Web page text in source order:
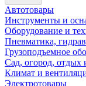
Автотовары
Инструменты и
Оборудование и
Пневматика,
Грузоподъемное
Сад, огород, отдых
Климат и
Электротовары